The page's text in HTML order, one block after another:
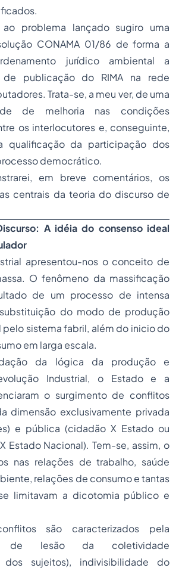
problema lançado sugiro uma
CONAMA 01/86 de forma a
jurídico ambiental a
publicação do RIMA na rede
Trata-se, a meu ver, de uma
de melhoria nas condições
os interlocutores e, conseguinte,
qualificação da participação dos
democrático.
em breve comentários, os
centrais da teoria do discurso de
A idéia do consenso ideal
apresentou-nos o conceito de
O fenômeno da massificação
de um processo de intensa
do modo de produção
pelo sistema fabril, além do inicio do
em larga escala.
da lógica da produção e
Industrial, o Estado e a
o surgimento de conflitos
dimensão exclusivamente privada
e pública (cidadão X Estado ou
Estado Nacional). Tem-se, assim, o
nas relações de trabalho, saúde
relações de consumo e tantas
limitavam a dicotomia público e
são caracterizados pela
de lesão da coletividade
dos sujeitos), indivisibilidade do